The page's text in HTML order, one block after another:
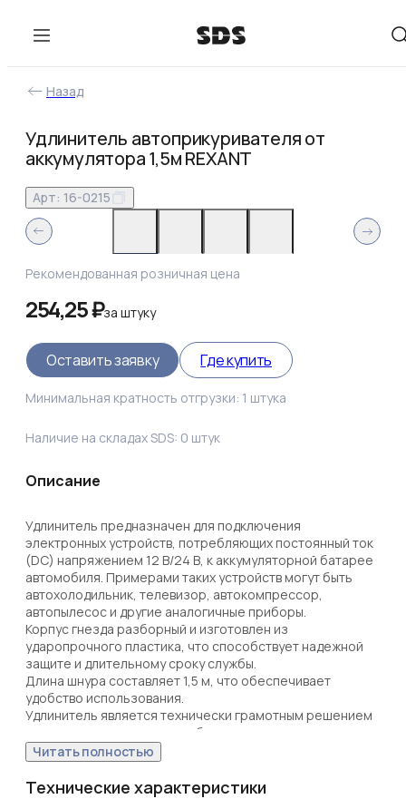
Назад
Удлинитель автоприкуривателя от
аккумулятора 1,5м REXANT
Арт: 16-0215
Рекомендованная розничная цена
254,25 ₽заштуку
Оставить заявку Где купить
Минимальная кратность отгрузки: 1 штука
Наличие на складах SDS: 0 штук
Описание
Удлинитель предназначен для подключения
электронных устройств, потребляющих постоянный ток
(DC) напряжением 12 В/24 В, к аккумуляторной батарее
автомобиля. Примерами таких устройств могут быть
автохолодильник, телевизор, автокомпрессор,
автопылесос и другие аналогичные приборы.
Корпус гнезда разборный и изготовлен из
ударопрочного пластика, что способствует надежной
защите и длительному сроку службы.
Длина шнура составляет 1,5 м, что обеспечивает
удобство использования.
Удлинитель является технически грамотным решением
для подключения электрооборудования на удаленном
расстоянии от автомобиля и незаменимым аксессуаром
для автолюбителя.
Читать полностью
Технические характеристики